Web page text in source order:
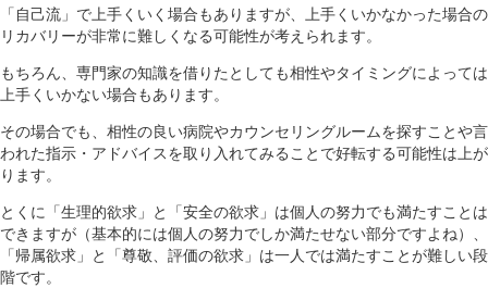
「自己流」で上手くいく場合もありますが、上手くいかなかった場合の
リカバリーが非常に難しくなる可能性が考えられます。
もちろん、専門家の知識を借りたとしても相性やタイミングによっては
上手くいかない場合もあります。
その場合でも、相性の良い病院やカウンセリングルームを探すことや言
われた指示・アドバイスを取り入れてみることで好転する可能性は上が
ります。
とくに「生理的欲求」と「安全の欲求」は個人の努力でも満たすことは
できますが（基本的には個人の努力でしか満たせない部分ですよね）、
「帰属欲求」と「尊敬、評価の欲求」は一人では満たすことが難しい段
階です。